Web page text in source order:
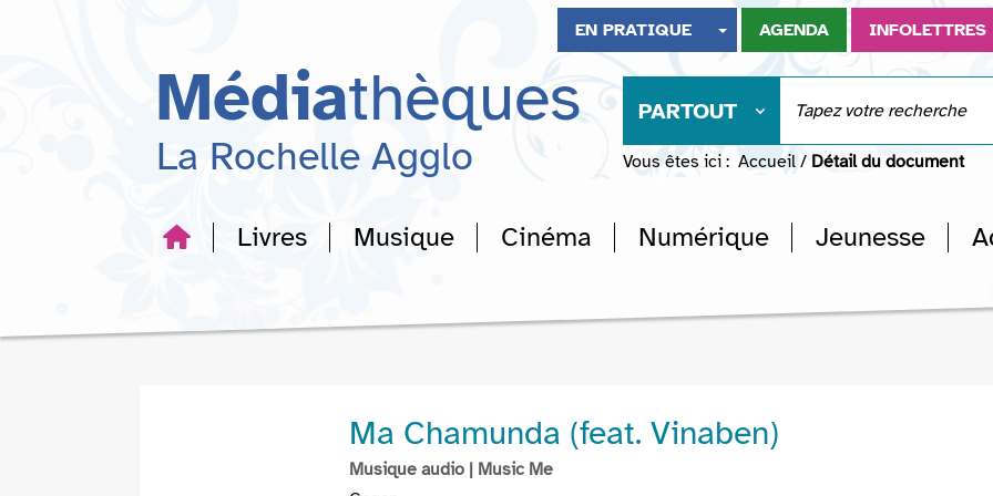
recherche
EN PRATIQUE AGENDA INFOLETTRES
Médiathèques
La Rochelle Agglo
PARTOUT
Vous êtes ici : Accueil / Détail du document
Livres Musique Cinéma Numérique Jeunesse
Ma Chamunda (feat. Vinaben)
Musique audio | Music Me